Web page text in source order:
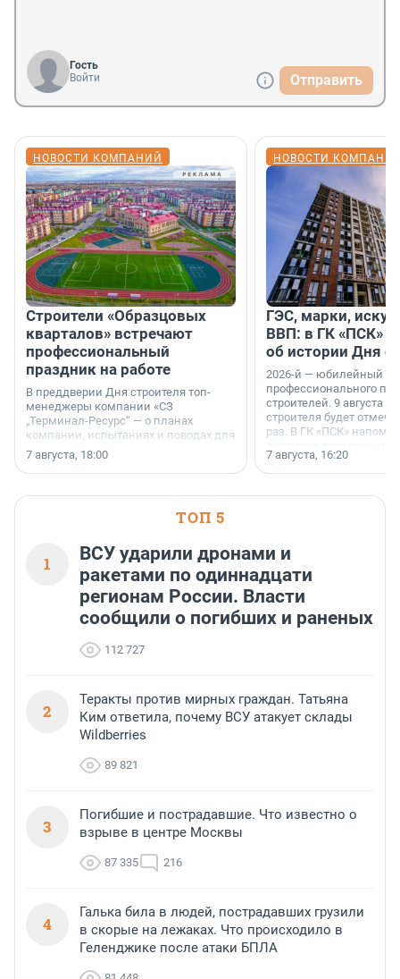
Гость
Войти
Отправить
НОВОСТИ КОМПАНИЙ
Строители «Образцовых
кварталов» встречают
профессиональный
праздник на работе
В преддверии Дня строителя топ-
менеджеры компании «СЗ
„Терминал-Ресурс“ — о планах
компании, испытаниях и поводах для
осторожного оптимизма.
7 августа, 18:00
НОВОСТИ
ГЭС, марки,
ВВП: в ГК «ПСК»
об истории Дня
2026-й — юбилейный
профессионального
строителей. 9 августа
строителя будет
раз. В ГК «ПСК»
поменялась роль
7 августа, 16:20
ТОП 5
1
ВСУ ударили дронами и
ракетами по одиннадцати
регионам России. Власти
сообщили о погибших и раненых
112 727
2
Теракты против мирных граждан. Татьяна
Ким ответила, почему ВСУ атакует склады
Wildberries
89 821
3
Погибшие и пострадавшие. Что известно о
взрыве в центре Москвы
87 335 216
4
Галька била в людей, пострадавших грузили
в скорые на лежаках. Что происходило в
Геленджике после атаки БПЛА